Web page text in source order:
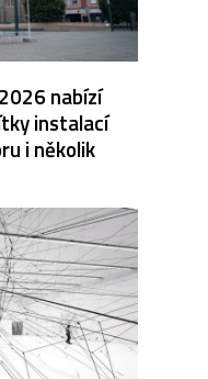
nabízí
instalací
i několik